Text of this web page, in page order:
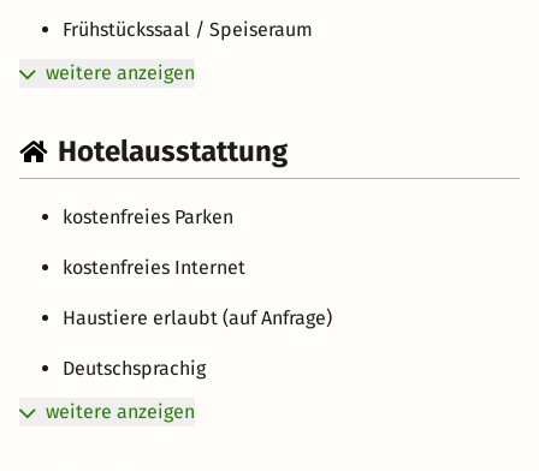
Frühstückssaal / Speiseraum
weitere anzeigen
Hotelausstattung
kostenfreies Parken
kostenfreies Internet
Haustiere erlaubt (auf Anfrage)
Deutschsprachig
weitere anzeigen